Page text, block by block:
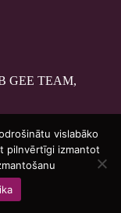
GEE TEAM,
vislabāko
pilnvērtīgi izmantot